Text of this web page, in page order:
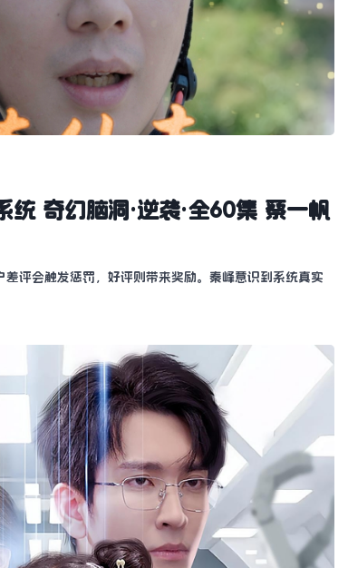
统 奇幻脑洞·逆袭·全60集 蔡一帆
评会触发惩罚，好评则带来奖励。秦峰意识到系统真实